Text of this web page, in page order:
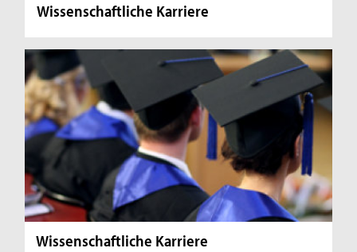
Wissenschaftliche Karriere
Wissenschaftliche Karriere